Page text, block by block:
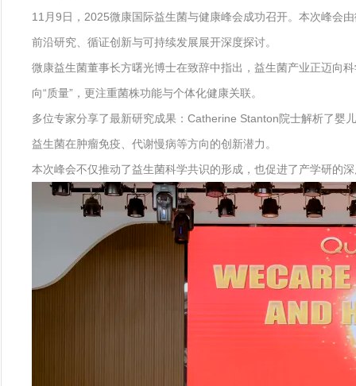
11月9日，2025微康国际益生菌与健康峰会成功召开。本次峰会
前沿研究、循证创新与可持续发展展开深度探讨。
微康益生菌董事长方曙光博士在致辞中指出，益生菌产业正迈向
向“质量”，更注重菌株功能与个体化健康关联。
多位专家分享了最新研究成果：Catherine Stanton院士解析了婴
益生菌在肿瘤免疫、代谢慢病等方向的创新潜力。
本次峰会不仅推动了益生菌科学共识的形成，也促进了产学研的